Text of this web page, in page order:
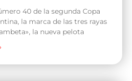
40 de la segunda Copa
la marca de las tres rayas
la nueva pelota